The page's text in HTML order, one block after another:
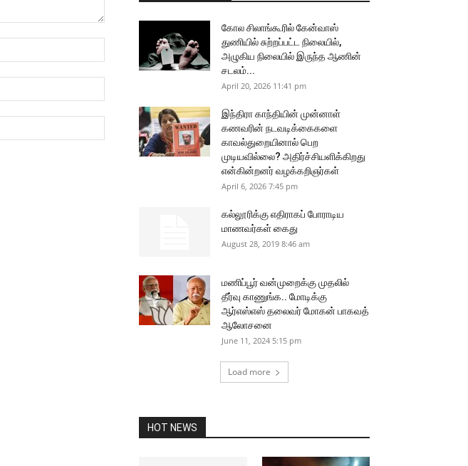
கோல சிலாங்கூரில் கேன்வாஸ்
துணியில் சுற்றப்பட்ட நிலையில்,
அழுகிய நிலையில் இருந்த ஆணின்
சடலம்...
April 20, 2026 11:41 pm
இந்திரா காந்தியின் முன்னாள்
கணவரின் நடவடிக்கைகளை
காவல்துறையினால் பெற
முடியவில்லை? அதிர்ச்சியளிக்கிறது
என்கின்றனர் வழக்கறிஞர்கள்
April 6, 2026 7:45 pm
கல்லூரிக்கு எதிராகப் போராடிய
மாணவர்கள் கைது
August 28, 2019 8:46 am
மணிப்பூர் வன்முறைக்கு முதலில்
தீர்வு காணுங்க.. மோடிக்கு
ஆர்எஸ்எஸ் தலைவர் மோகன் பாகவத்
ஆலோசனை
June 11, 2024 5:15 pm
Load more
HOT NEWS